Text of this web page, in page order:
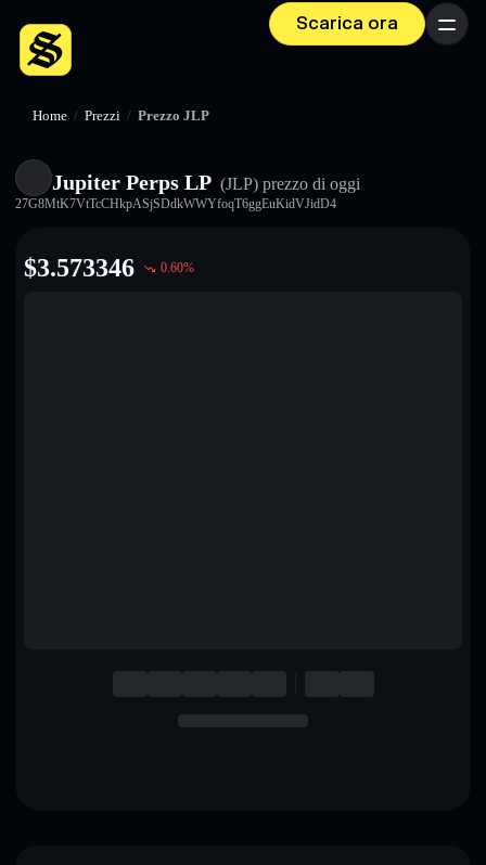
Scarica ora Menu
Home / Prezzi / Prezzo JLP
Jupiter Perps LP (JLP) prezzo di oggi
27G8MtK7VtTcCHkpASjSDdkWWYfoqT6ggEuKidVJidD4
$3.573346 0.60%